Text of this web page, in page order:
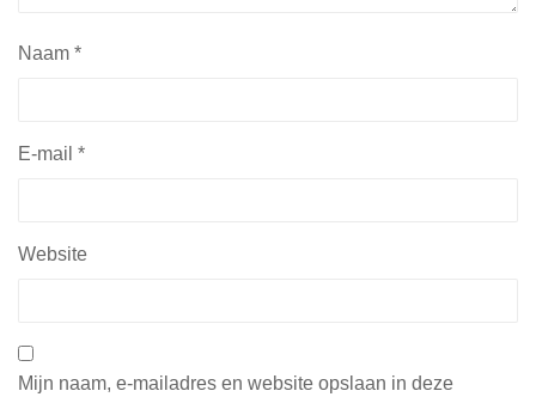
Naam *
E-mail *
Website
Mijn naam, e-mailadres en website opslaan in deze